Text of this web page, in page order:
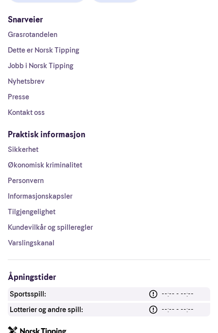
Snarveier
Grasrotandelen
Dette er Norsk Tipping
Jobb i Norsk Tipping
Nyhetsbrev
Presse
Kontakt oss
Praktisk informasjon
Sikkerhet
Økonomisk kriminalitet
Personvern
Informasjonskapsler
Tilgjengelighet
Kundevilkår og spilleregler
Varslingskanal
Åpningstider
Sportsspill:
--:-- - --:--
Lotterier og andre spill:
--:-- - --:--